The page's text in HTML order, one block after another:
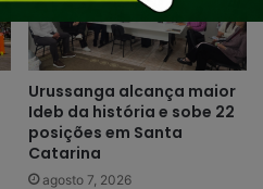
Urussanga alcança maior
Ideb da história e sobe 22
posições em Santa
Catarina
agosto 7, 2026